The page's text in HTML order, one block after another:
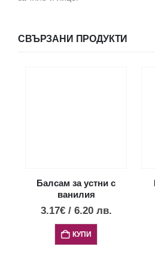
СВЪРЗАНИ ПРОДУКТИ
Балсам за устни с
ванилия
3.17€ / 6.20 лв.
КУПИ